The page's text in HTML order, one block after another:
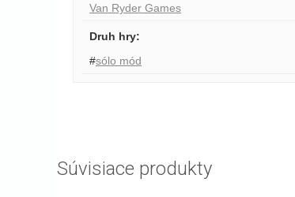
Van Ryder Games
Druh hry:
#sólo mód
Súvisiace produkty